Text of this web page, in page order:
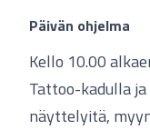
Päivän ohjelma
Kello 10.00
Tattoo-kadulla
näyttelyitä,